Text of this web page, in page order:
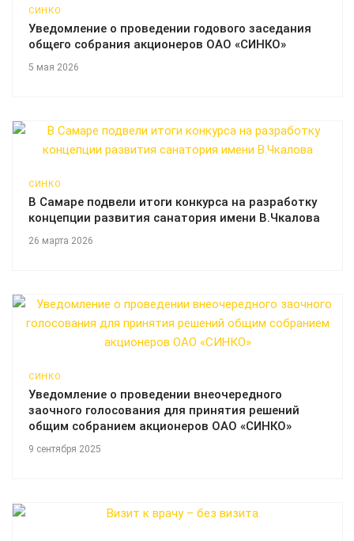
СИНКО
Уведомление о проведении годового заседания
общего собрания акционеров ОАО «СИНКО»
5 мая 2026
СИНКО
В Самаре подвели итоги конкурса на разработку
концепции развития санатория имени В.Чкалова
26 марта 2026
СИНКО
Уведомление о проведении внеочередного
заочного голосования для принятия решений
общим собранием акционеров ОАО «СИНКО»
9 сентября 2025